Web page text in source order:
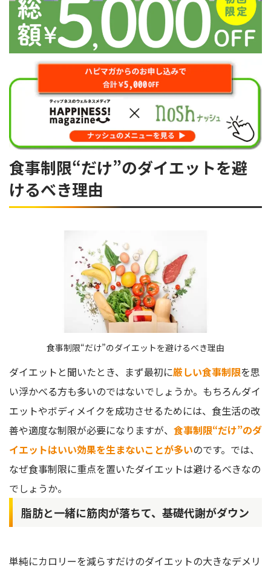
食事制限“だけ”のダイエットを避
けるべき理由
食事制限“だけ”のダイエットを避けるべき理由
ダイエットと聞いたとき、まず最初に厳しい食事制限を思
い浮かべる方も多いのではないでしょうか。もちろんダイ
エットやボディメイクを成功させるためには、食生活の改
善や適度な制限が必要になりますが、 食事制限“だけ”のダ
イエットはいい効果を生まないことが多いのです。では、
なぜ食事制限に重点を置いたダイエットは避けるべきなの
でしょうか。
脂肪と一緒に筋肉が落ちて、基礎代謝がダウン
単純にカロリーを減らすだけのダイエットの大きなデメリ